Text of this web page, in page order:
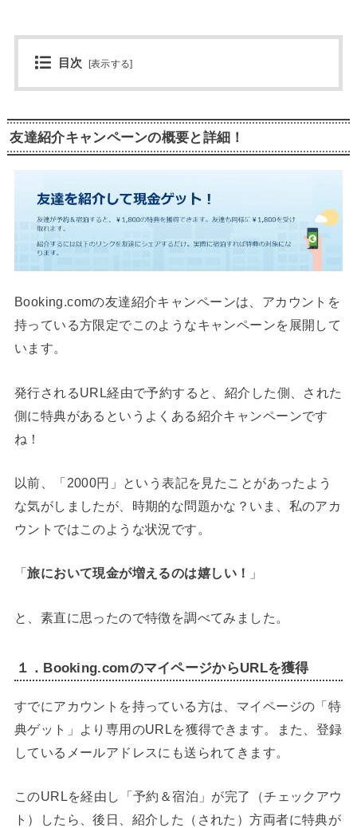
目次 [表示する]
友達紹介キャンペーンの概要と詳細！
Booking.comの友達紹介キャンペーンは、アカウントを
持っている方限定でこのようなキャンペーンを展開して
います。
発行されるURL経由で予約すると、紹介した側、された
側に特典があるというよくある紹介キャンペーンです
ね！
以前、「2000円」という表記を見たことがあったよう
な気がしましたが、時期的な問題かな？いま、私のアカ
ウントではこのような状況です。
「旅において現金が増えるのは嬉しい！ 」
と、素直に思ったので特徴を調べてみました。
１．Booking.comのマイページからURLを獲得
すでにアカウントを持っている方は、マイページの「特
典ゲット」より専用のURLを獲得できます。また、登録
しているメールアドレスにも送られてきます。
このURLを経由し「予約＆宿泊」が完了（チェックアウ
ト）したら、後日、紹介した（された）方両者に特典が